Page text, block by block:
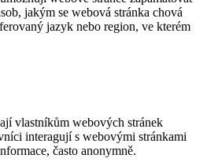
jakým se webová stránka chová
jazyk nebo region, ve kterém
vlastníkům webových stránek
interagují s webovými stránkami
často anonymně.